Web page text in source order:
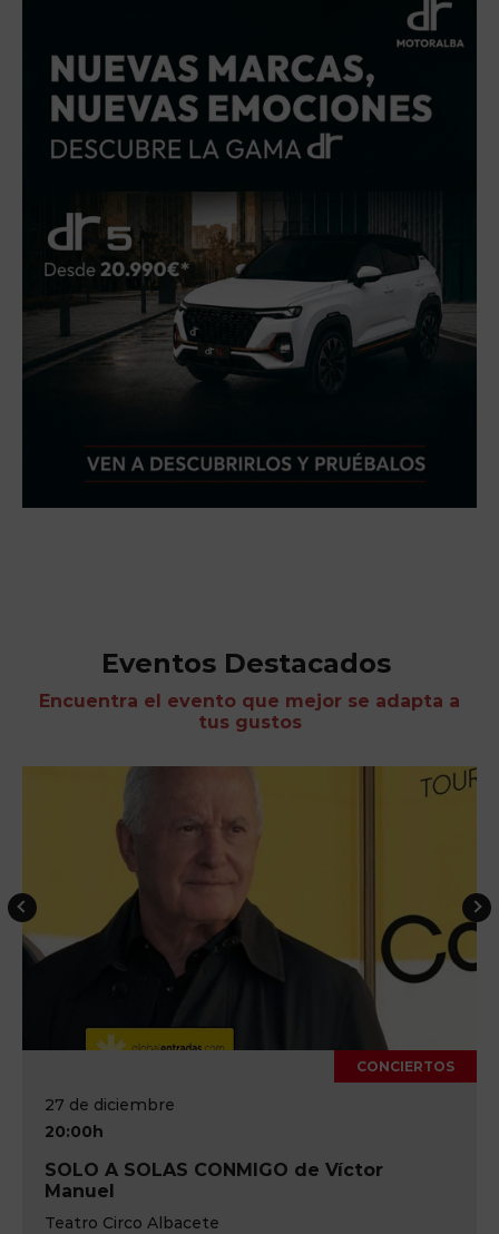
Eventos Destacados
Encuentra el evento que mejor se adapta a
tus gustos
27 de diciembre
20:00h
SOLO A SOLAS CONMIGO de Víctor
Manuel
Teatro Circo Albacete
CONCIERTOS